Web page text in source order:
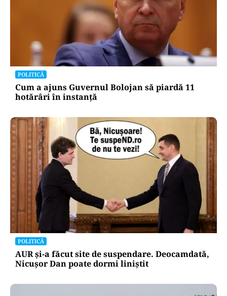
POLITICĂ
Cum a ajuns Guvernul Bolojan să piardă 11
hotărâri în instanță
POLITICĂ
AUR și-a făcut site de suspendare. Deocamdată,
Nicușor Dan poate dormi liniștit